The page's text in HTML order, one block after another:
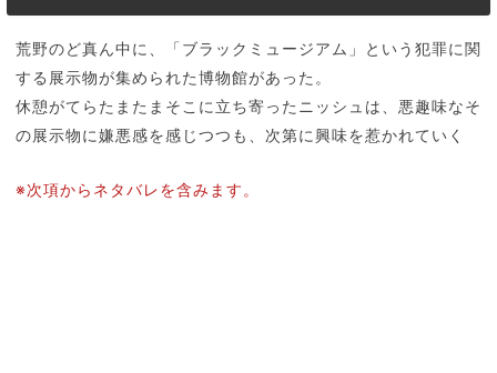
荒野のど真ん中に、「ブラックミュージアム」という犯罪に関
する展示物が集められた博物館があった。
休憩がてらたまたまそこに立ち寄ったニッシュは、悪趣味なそ
の展示物に嫌悪感を感じつつも、次第に興味を惹かれていく
※次項からネタバレを含みます。